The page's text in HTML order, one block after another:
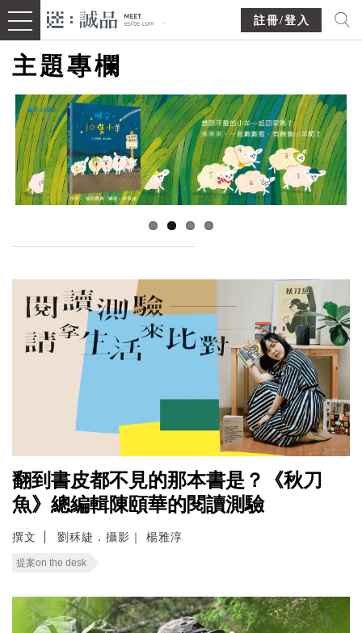
註冊/登入
主題專欄
翻到書皮都不見的那本書是？《秋刀
魚》總編輯陳頤華的閱讀測驗
撰文 劉秝緁．攝影｜ 楊雅淳
提案on the desk